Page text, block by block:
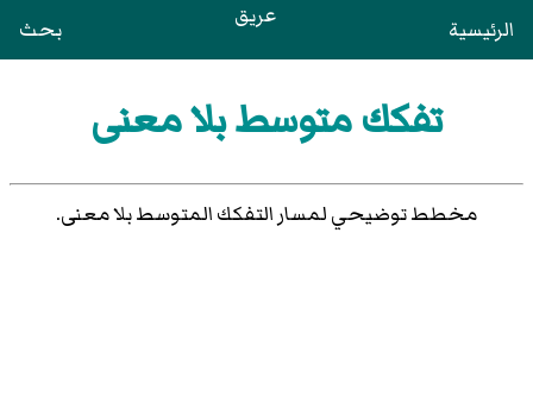
الرئيسية عريق بحث
تفكك متوسط بلا معنى
مخطط توضيحي لمسار التفكك المتوسط بلا معنى.